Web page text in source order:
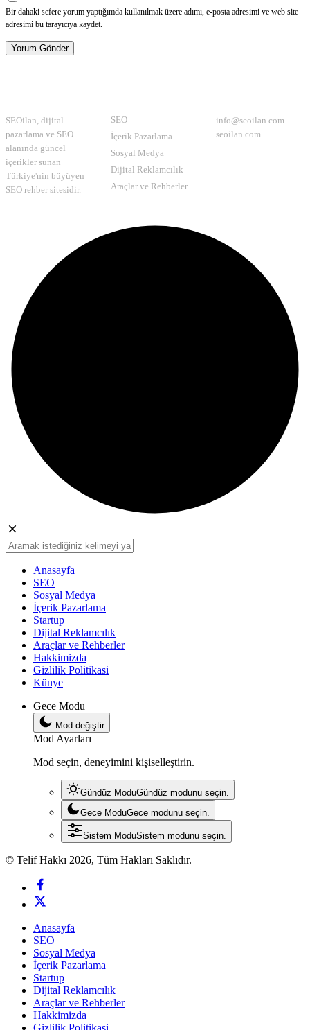
Bir dahaki sefere yorum yaptığımda kullanılmak üzere adımı, e-posta adresimi ve web site
adresimi bu tarayıcıya kaydet.
Yorum Gönder
SEOilan, dijital
pazarlama ve SEO
alanında güncel
içerikler sunan
Türkiye'nin büyüyen
SEO rehber sitesidir.
SEO
İçerik Pazarlama
Sosyal Medya
Dijital Reklamcılık
Araçlar ve Rehberler
info@seoilan.com
seoilan.com
Anasayfa
SEO
Sosyal Medya
İçerik Pazarlama
Startup
Dijital Reklamcılık
Araçlar ve Rehberler
Hakkimizda
Gizlilik Politikasi
Künye
Gece Modu
Mod değiştir
Mod Ayarları
Mod seçin, deneyimini kişiselleştirin.
Gündüz ModuGündüz modunu seçin.
Gece ModuGece modunu seçin.
Sistem ModuSistem modunu seçin.
© Telif Hakkı 2026, Tüm Hakları Saklıdır.
Anasayfa
SEO
Sosyal Medya
İçerik Pazarlama
Startup
Dijital Reklamcılık
Araçlar ve Rehberler
Hakkimizda
Gizlilik Politikasi